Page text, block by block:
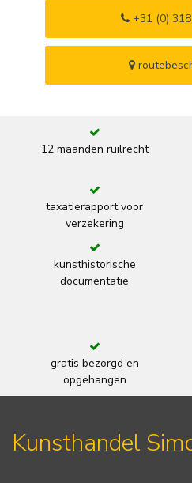
+31 (0)
12 maanden ruilrecht
taxatierapport voor
verzekering
kunsthistorische
documentatie
gratis bezorgd en
opgehangen
Kunsthandel